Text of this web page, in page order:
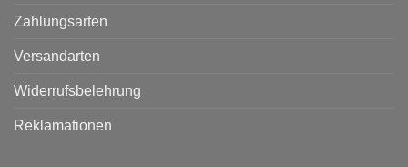
Zahlungsarten
Versandarten
Widerrufsbelehrung
Reklamationen